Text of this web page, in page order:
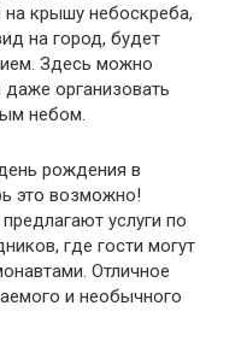
на крышу небоскреба,
на город, будет
Здесь можно
организовать
небом.
рождения в
это возможно!
услуги по
где гости могут
Отличное
и необычного